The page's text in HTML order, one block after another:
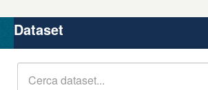
Organizzazioni
Gruppi
Dataset